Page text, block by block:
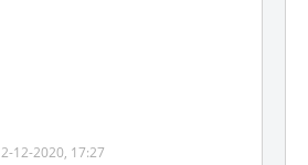
2-12-2020, 17:27